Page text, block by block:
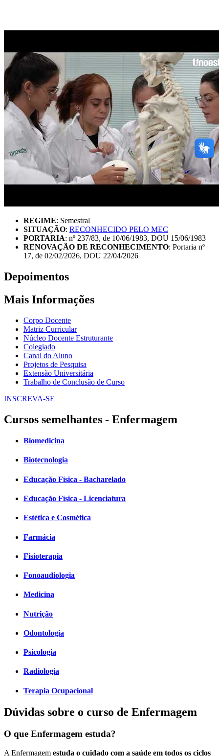
REGIME: Semestral
SITUAÇÃO: RECONHECIDO PELO MEC
PORTARIA: nº 237/83, de 10/06/1983, DOU 15/06/1983
RENOVAÇÃO DE RECONHECIMENTO: Portaria nº
17, de 02/02/2026, DOU 22/04/2026
Depoimentos
Mais Informações
Corpo Docente
Matriz Curricular
Núcleo Docente Estruturante
Colegiado
Canal do Aluno
Projetos de Pesquisa
Extensão Universitária
Trabalho de Conclusão de Curso
INSCREVA-SE
Cursos semelhantes - Enfermagem
Biomedicina
Biotecnologia
Educação Física - Bacharelado
Educação Física - Licenciatura
Estética e Cosmética
Farmácia
Fisioterapia
Fonoaudiologia
Medicina
Nutrição
Odontologia
Psicologia
Radiologia
Terapia Ocupacional
Dúvidas sobre o curso de Enfermagem
O que Enfermagem estuda?
A Enfermagem estuda o cuidado com a saúde em todos os ciclos